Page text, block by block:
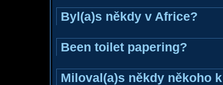
Byl(a)s někdy v Africe?
Been toilet papering?
Miloval(a)s někdy někoho